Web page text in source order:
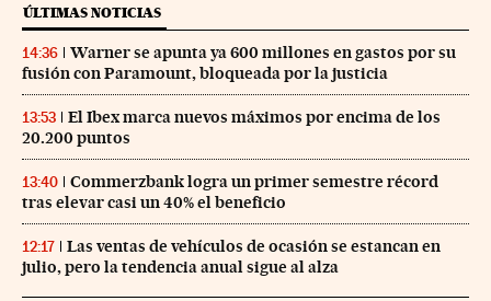
ÚLTIMAS NOTICIAS
14:36
Warner se apunta ya 600 millones en gastos por su
fusión con Paramount, bloqueada por la justicia
13:53
El Ibex marca nuevos máximos por encima de los
20.200 puntos
13:40
Commerzbank logra un primer semestre récord
tras elevar casi un 40% el beneficio
12:17
Las ventas de vehículos de ocasión se estancan en
julio, pero la tendencia anual sigue al alza